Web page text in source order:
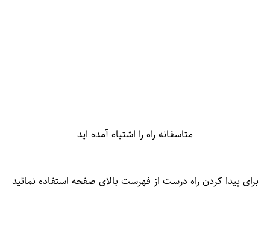
متاسفانه راه را اشتباه آمده اید
برای پیدا کردن راه درست از فهرست بالای صفحه استفاده نمائید